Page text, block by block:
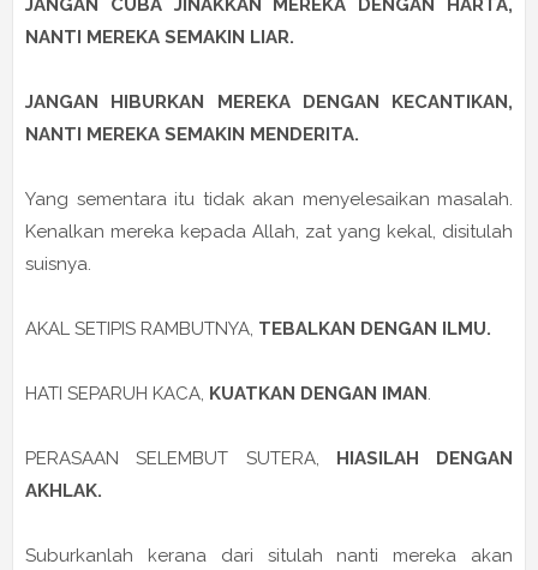
JANGAN CUBA JINAKKAN MEREKA DENGAN HARTA,
NANTI MEREKA SEMAKIN LIAR.
JANGAN HIBURKAN MEREKA DENGAN KECANTIKAN,
NANTI MEREKA SEMAKIN MENDERITA.
Yang sementara itu tidak akan menyelesaikan masalah.
Kenalkan mereka kepada Allah, zat yang kekal, disitulah
suisnya.
AKAL SETIPIS RAMBUTNYA, TEBALKAN DENGAN ILMU.
HATI SEPARUH KACA, KUATKAN DENGAN IMAN.
PERASAAN SELEMBUT SUTERA, HIASILAH DENGAN
AKHLAK.
Suburkanlah kerana dari situlah nanti mereka akan